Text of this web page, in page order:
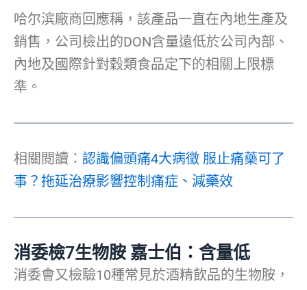
哈尔滨廠商回應稱，該產品一直在內地生產及
銷售，公司檢出的DON含量遠低於公司內部、
內地及國際針對穀類食品定下的相關上限標
準。
相關閲讀： 認識偏頭痛4大病徵 服止痛藥可了
事？拖延治療影響控制痛症、減藥效
消委檢7生物胺 嘉士伯：含量低
消委會又檢驗10種常見於酒精飲品的生物胺，